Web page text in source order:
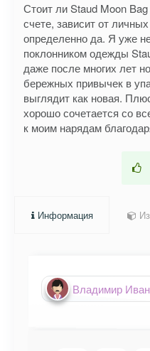
Стоит ли Staud Moon
счете, зависит от
определенно да. Я уже
поклонником одежды
даже после многих лет
бережных привычек в
выглядит как новая.
хорошо сочетается со
к моим нарядам
Информация
Владимир